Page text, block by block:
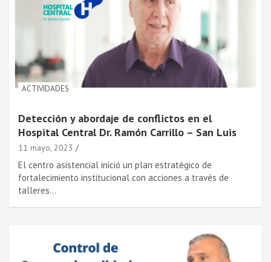
ACTIVIDADES
Detección y abordaje de conflictos en el
Hospital Central Dr. Ramón Carrillo – San Luis
11 mayo, 2023
El centro asistencial inició un plan estratégico de
fortalecimiento institucional con acciones a través de
talleres…